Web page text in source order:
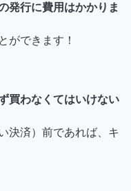
発行に費用はかかりま
ができます！
買わなくてはいけない
決済）前であれば、キ